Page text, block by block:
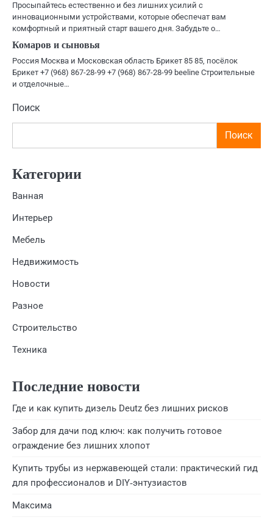
Просыпайтесь естественно и без лишних усилий с
инновационными устройствами, которые обеспечат вам
комфортный и приятный старт вашего дня. Забудьте о…
Комаров и сыновья
Россия Москва и Московская область Брикет 85 85, посёлок
Брикет +7 (968) 867-28-99 +7 (968) 867-28-99 beeline Строительные
и отделочные…
Поиск
Поиск
Категории
Ванная
Интерьер
Мебель
Недвижимость
Новости
Разное
Строительство
Техника
Последние новости
Где и как купить дизель Deutz без лишних рисков
Забор для дачи под ключ: как получить готовое
ограждение без лишних хлопот
Купить трубы из нержавеющей стали: практический гид
для профессионалов и DIY‑энтузиастов
Максима